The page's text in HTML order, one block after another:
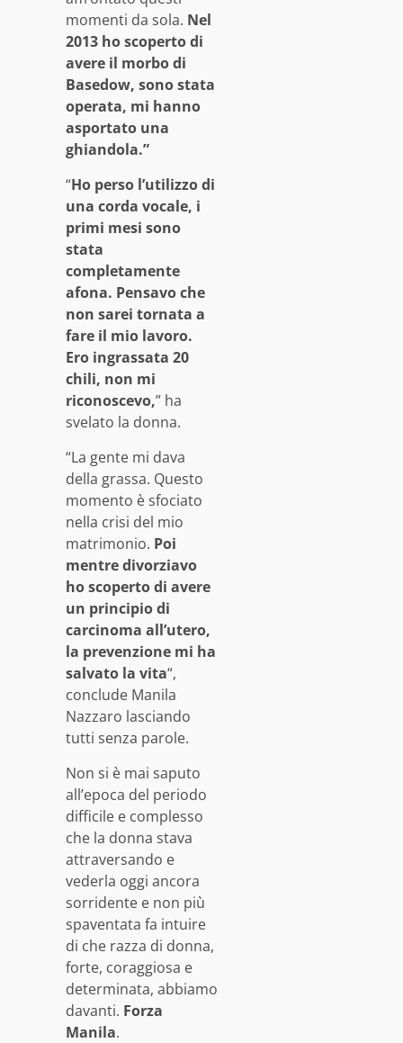
momenti da sola. Nel
2013 ho scoperto di
avere il morbo di
Basedow, sono stata
operata, mi hanno
asportato una
ghiandola.”
“Ho perso l’utilizzo di
una corda vocale, i
primi mesi sono
stata
completamente
afona. Pensavo che
non sarei tornata a
fare il mio lavoro.
Ero ingrassata 20
chili, non mi
riconoscevo,” ha
svelato la donna.
“La gente mi dava
della grassa. Questo
momento è sfociato
nella crisi del mio
matrimonio. Poi
mentre divorziavo
ho scoperto di avere
un principio di
carcinoma all’utero,
la prevenzione mi ha
salvato la vita“,
conclude Manila
Nazzaro lasciando
tutti senza parole.
Non si è mai saputo
all’epoca del periodo
difficile e complesso
che la donna stava
attraversando e
vederla oggi ancora
sorridente e non più
spaventata fa intuire
di che razza di donna,
forte, coraggiosa e
determinata, abbiamo
davanti. Forza
Manila.